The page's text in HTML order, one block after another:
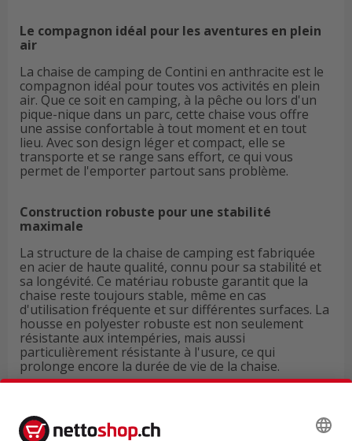
Le compagnon idéal pour les aventures en plein
air
La chaise de camping de Contini en anthracite est le
compagnon idéal pour toutes vos activités en plein
air. Que ce soit en camping, à la pêche ou lors d'un
pique-nique dans un parc, cette chaise vous offre
une assise confortable à tout moment et en tout
lieu. Avec son design léger et compact, elle se
transporte et se range sans effort, ce qui vous
permet de l'emporter partout sans problème.
Construction robuste pour une stabilité
maximale
La structure de la chaise de camping est fabriquée
en acier de haute qualité, connu pour sa stabilité et
sa longévité. Ce matériau robuste garantit que la
chaise reste toujours stable, même en cas
d'utilisation fréquente et sur différentes surfaces. La
housse en polyester robuste est non seulement
résistante aux intempéries, mais aussi
particulièrement résistante à l'usure, ce qui
prolonge encore la durée de vie de la chaise.
Données techniques